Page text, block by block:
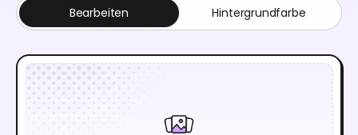
Bearbeiten Hintergrundfarbe